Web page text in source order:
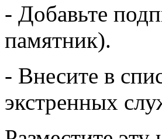
- Добавьте
памятник).
- Внесите в
экстренных